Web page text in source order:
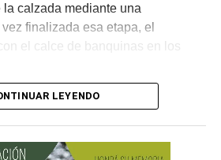
calzada mediante una
finalizada esa etapa, el
el calce de banquinas en los
LEYENDO